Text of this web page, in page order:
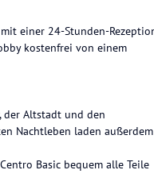
einer 24-Stunden-
kostenfrei von einem
der Altstadt und den
Nachtleben laden außerdem
Basic bequem alle Teile